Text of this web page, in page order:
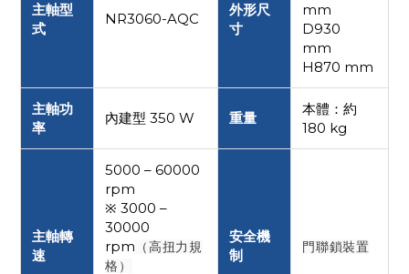
主軸型
式
NR3060-AQC
外形尺
寸
mm
D930
mm
H870 mm
主軸功
率
內建型 350 W 重量
本體：約
180 kg
主軸轉
速
5000 – 60000
rpm
※ 3000 –
30000
rpm （高扭力規
格）
安全機
制
門聯鎖裝置